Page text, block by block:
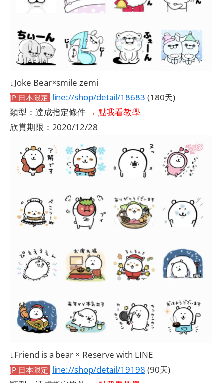
↓Joke Bear×smile zemi
JP 日本限定 line://shop/detail/18683 (180天)
類型：達成指定條件 → 點我看教學
欣賞期限：2020/12/28
↓Friend is a bear × Reserve with LINE
JP 日本限定 line://shop/detail/19198 (90天)